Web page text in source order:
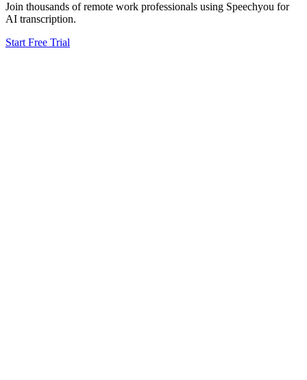
Join thousands ofremote work professionals using Speechyou for
AI transcription.
Start Free Trial